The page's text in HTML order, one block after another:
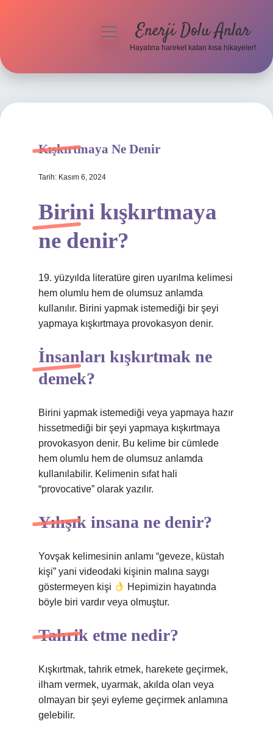
Hakkımızda
menüyüEnerji Dolu Anlar
Hayatına hareket katan kısa hikayeler!
Kışkırtmaya Ne Denir
Tarih: Kasım 6, 2024
Birini kışkırtmaya
ne denir?
19. yüzyılda literatüre giren uyarılma kelimesi
hem olumlu hem de olumsuz anlamda
kullanılır. Birini yapmak istemediği bir şeyi
yapmaya kışkırtmaya provokasyon denir.
İnsanları kışkırtmak ne
demek?
Birini yapmak istemediği veya yapmaya hazır
hissetmediği bir şeyi yapmaya kışkırtmaya
provokasyon denir. Bu kelime bir cümlede
hem olumlu hem de olumsuz anlamda
kullanılabilir. Kelimenin sıfat hali
“provocative” olarak yazılır.
Yılışık insana ne denir?
Yovşak kelimesinin anlamı “geveze, küstah
kişi” yani videodaki kişinin malına saygı
göstermeyen kişi
Hepimizin hayatında
böyle biri vardır veya olmuştur.
Tahrik etme nedir?
Kışkırtmak, tahrik etmek, harekete geçirmek,
ilham vermek, uyarmak, akılda olan veya
olmayan bir şeyi eyleme geçirmek anlamına
gelebilir.